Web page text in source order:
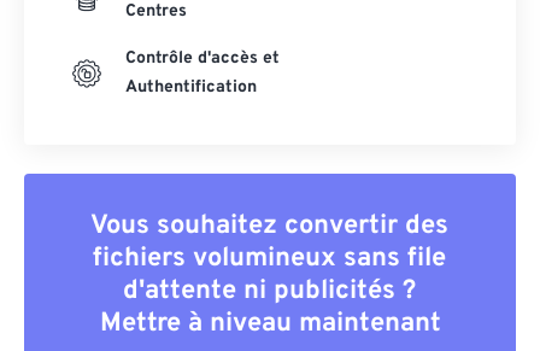
Centres
Contrôle d'accès et
Authentification
Vous souhaitez convertir des
fichiers volumineux sans file
d'attente ni publicités ?
Mettre à niveau maintenant